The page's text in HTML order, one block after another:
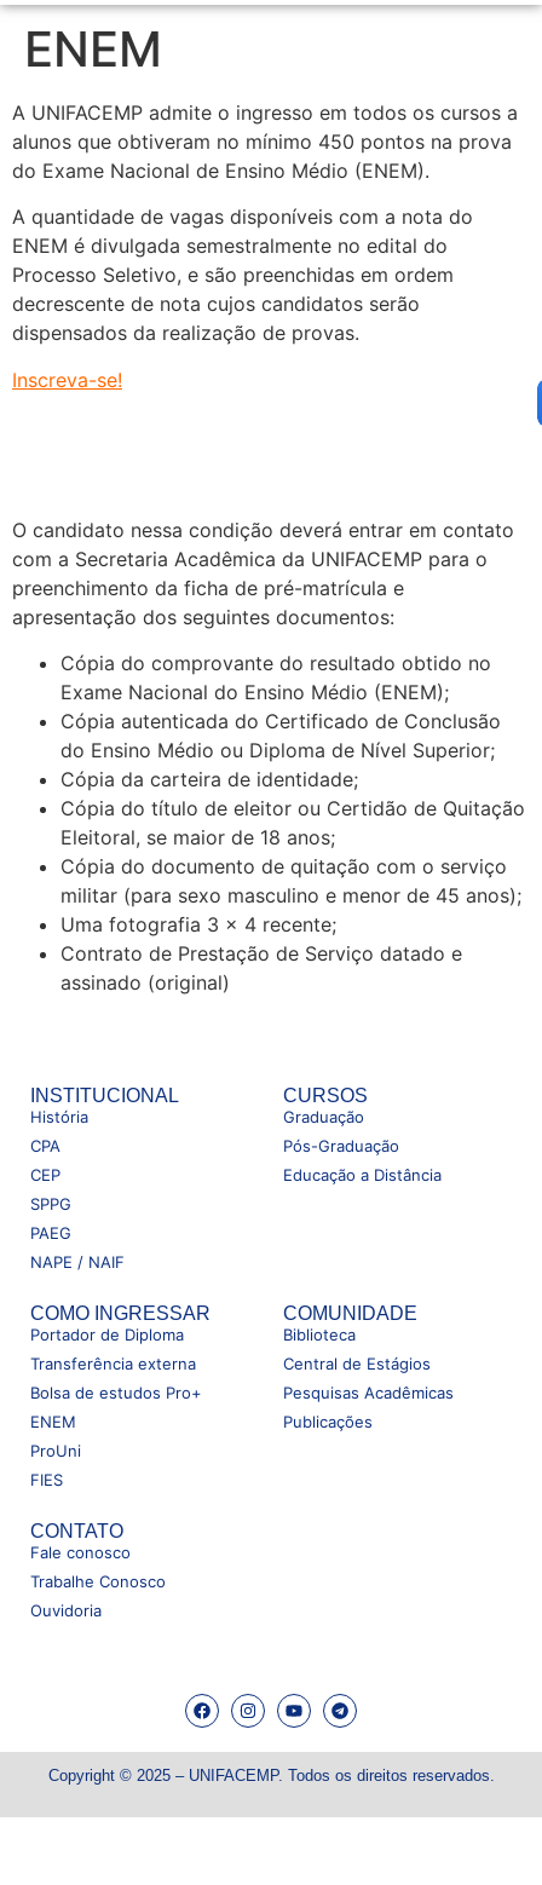
ENEM
A UNIFACEMP admite o ingresso em todos os cursos a
alunos que obtiveram no mínimo 450 pontos na prova
do Exame Nacional de Ensino Médio (ENEM).
A quantidade de vagas disponíveis com a nota do
ENEM é divulgada semestralmente no edital do
Processo Seletivo, e são preenchidas em ordem
decrescente de nota cujos candidatos serão
dispensados da realização de provas.
Inscreva-se!
O candidato nessa condição deverá entrar em contato
com a Secretaria Acadêmica da UNIFACEMP para o
preenchimento da ficha de pré-matrícula e
apresentação dos seguintes documentos:
Cópia do comprovante do resultado obtido no
Exame Nacional do Ensino Médio (ENEM);
Cópia autenticada do Certificado de Conclusão
do Ensino Médio ou Diploma de Nível Superior;
Cópia da carteira de identidade;
Cópia do título de eleitor ou Certidão de Quitação
Eleitoral, se maior de 18 anos;
Cópia do documento de quitação com o serviço
militar (para sexo masculino e menor de 45 anos);
Uma fotografia 3 x 4 recente;
Contrato de Prestação de Serviço datado e
assinado (original)
INSTITUCIONAL
História
CPA
CEP
SPPG
PAEG
NAPE / NAIF
CURSOS
Graduação
Pós-Graduação
Educação a Distância
COMO INGRESSAR
Portador de Diploma
Transferência externa
Bolsa de estudos Pro+
ENEM
ProUni
FIES
COMUNIDADE
Biblioteca
Central de Estágios
Pesquisas Acadêmicas
Publicações
CONTATO
Fale conosco
Trabalhe Conosco
Ouvidoria
Copyright © 2025 – UNIFACEMP. Todos os direitos reservados.